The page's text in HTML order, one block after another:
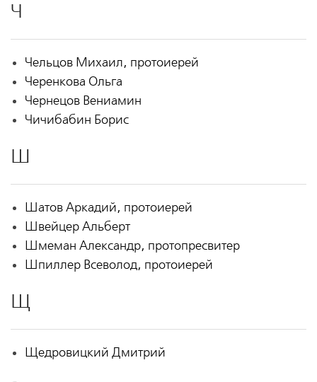
Ч
Чельцов Михаил, протоиерей
Черенкова Ольга
Чернецов Вениамин
Чичибабин Борис
Ш
Шатов Аркадий, протоиерей
Швейцер Альберт
Шмеман Александр, протопресвитер
Шпиллер Всеволод, протоиерей
Щ
Щедровицкий Дмитрий